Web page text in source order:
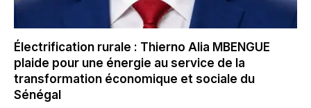
Électrification rurale : Thierno Alia MBENGUE
plaide pour une énergie au service de la
transformation économique et sociale du
Sénégal